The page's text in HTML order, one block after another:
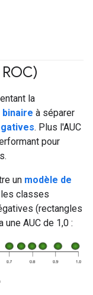
#fundamentals
la
à séparer
. Plus l'AUC
pour
un modèle de
classes
(rectangles
AUC de 1,0 :